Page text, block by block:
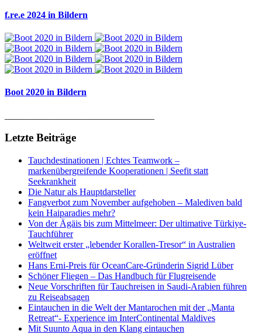
f.re.e 2024 in Bildern
Boot 2020 in Bildern
Letzte Beiträge
Tauchdestinationen | Echtes Teamwork –
markenübergreifende Kooperationen | Seefit statt
Seekrankheit
Die Natur als Hauptdarsteller
Fangverbot zum November aufgehoben – Malediven bald
kein Haiparadies mehr?
Von der Ägäis bis zum Mittelmeer: Der ultimative Türkiye-
Tauchführer
Weltweit erster „lebender Korallen-Tresor“ in Australien
eröffnet
Hans Erni-Preis für OceanCare-Gründerin Sigrid Lüber
Schöner Fliegen – Das Handbuch für Flugreisende
Neue Vorschriften für Tauchreisen in Saudi-Arabien führen
zu Reiseabsagen
Eintauchen in die Welt der Mantarochen mit der „Manta
Retreat“- Experience im InterContinental Maldives
Mit Suunto Aqua in den Klang eintauchen